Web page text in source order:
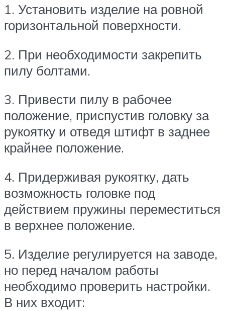
1. Установить изделие на ровной
горизонтальной поверхности.
2. При необходимости закрепить
пилу болтами.
3. Привести пилу в рабочее
положение, приспустив головку за
рукоятку и отведя штифт в заднее
крайнее положение.
4. Придерживая рукоятку, дать
возможность головке под
действием пружины переместиться
в верхнее положение.
5. Изделие регулируется на заводе,
но перед началом работы
необходимо проверить настройки.
В них входит: